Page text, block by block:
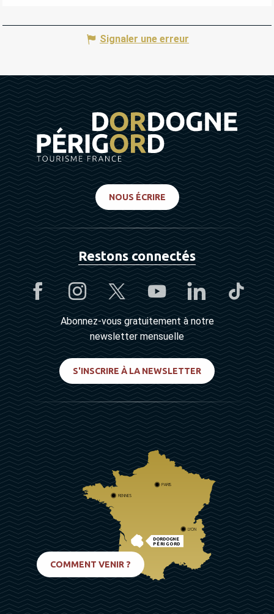
Signaler une erreur
NOUS ÉCRIRE
Restons connectés
Abonnez-vous gratuitement à notre
newsletter mensuelle
S'INSCRIRE À LA NEWSLETTER
DORDOGNE
PÉRIGORD
PARIS
RENNES
LYON
COMMENT VENIR ?